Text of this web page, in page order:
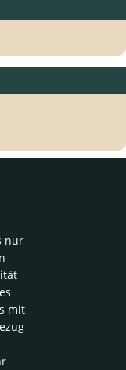
nur
mit